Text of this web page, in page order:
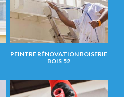
PEINTRE RÉNOVATION BOISERIE
BOIS 52